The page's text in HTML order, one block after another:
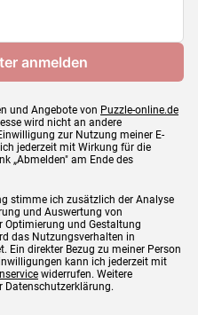
und Angebote von Puzzle-online.de
wird nicht an andere
zur Nutzung meiner E-
jederzeit mit Wirkung für die
„Abmelden" am Ende des
stimme ich zusätzlich der Analyse
und Auswertung von
Optimierung und Gestaltung
das Nutzungsverhalten in
Ein direkter Bezug zu meiner Person
kann ich jederzeit mit
widerrufen. Weitere
Datenschutzerklärung.